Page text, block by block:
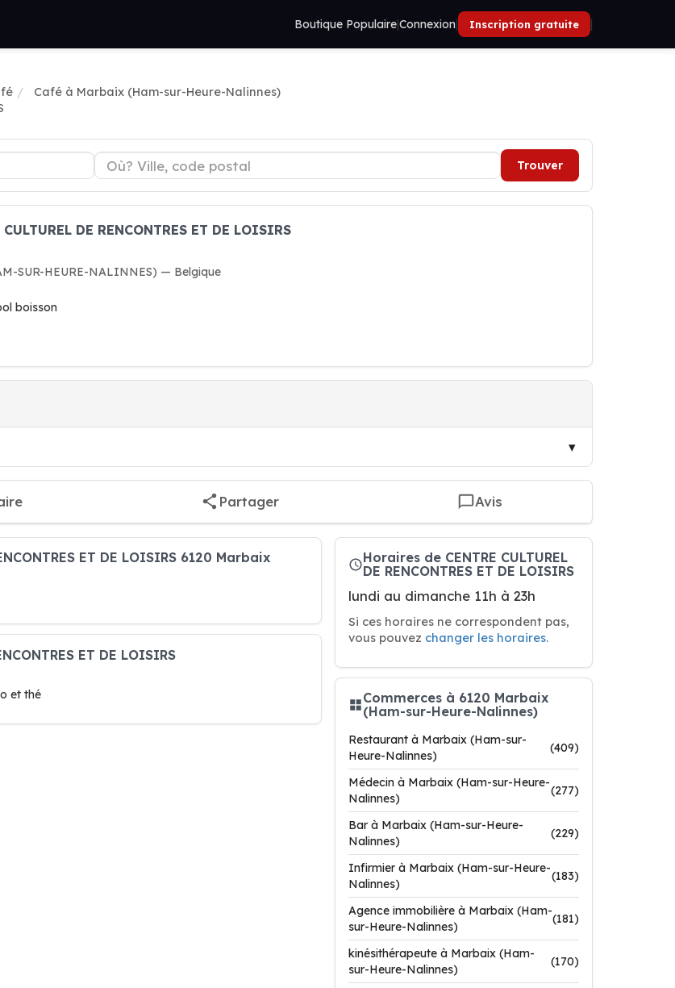
Boutique Populaire|Connexion| Inscription gratuite |
Café à Marbaix (Ham-sur-Heure-Nalinnes)
Trouver
DE RENCONTRES ET DE LOISIRS
SUR-HEURE-NALINNES) — Belgique
boisson
Partager Avis
ET DE LOISIRS 6120 Marbaix
ET DE LOISIRS
et thé
Horaires de CENTRE CULTUREL
DE RENCONTRES ET DE LOISIRS
lundi au dimanche 11h à 23h
Si ces horaires ne correspondent pas,
vous pouvez changer les horaires.
Commerces à 6120 Marbaix
(Ham-sur-Heure-Nalinnes)
Restaurant à Marbaix (Ham-sur-
Heure-Nalinnes)
(409)
Médecin à Marbaix (Ham-sur-Heure-
Nalinnes)
(277)
Bar à Marbaix (Ham-sur-Heure-
Nalinnes)
(229)
Infirmier à Marbaix (Ham-sur-Heure-
Nalinnes)
(183)
Agence immobilière à Marbaix (Ham-
sur-Heure-Nalinnes)
(181)
kinésithérapeute à Marbaix (Ham-
sur-Heure-Nalinnes)
(170)